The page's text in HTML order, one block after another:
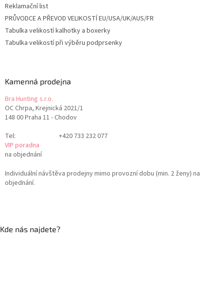
Reklamační list
PRŮVODCE A PŘEVOD VELIKOSTÍ EU/USA/UK/AUS/FR
Tabulka velikostí kalhotky a boxerky
Tabulka velikostí při výběru podprsenky
Kamenná prodejna
Bra Hunting s.r.o.
OC Chrpa, Krejnická 2021/1
148 00 Praha 11 - Chodov
Tel:
+420 733 232 077
VIP poradna
na objednání
Individuální návštěva prodejny mimo provozní dobu (min. 2 ženy) na
objednání.
Kde nás najdete?